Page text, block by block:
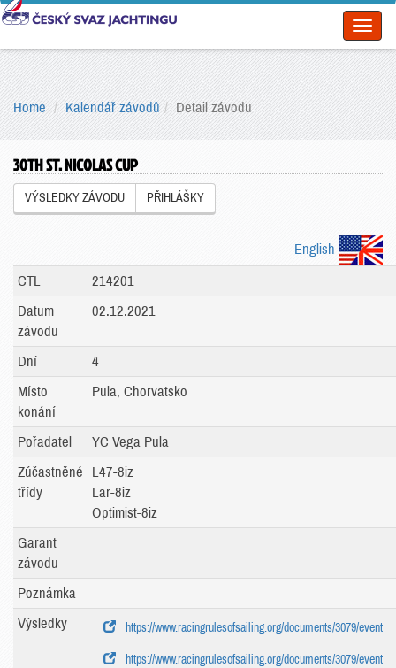
Home Kalendář závodů Detail závodu
30TH ST. NICOLAS CUP
VÝSLEDKY ZÁVODU PŘIHLÁŠKY
English
CTL
214201
Datum
závodu
02.12.2021
Dní
4
Místo
konání
Pula, Chorvatsko
Pořadatel
YC Vega Pula
Zúčastněné
třídy
L47-8iz
Lar-8iz
Optimist-8iz
Garant
závodu
Poznámka
Výsledky
https://www.racingrulesofsailing.org/documents/3079/event
https://www.racingrulesofsailing.org/documents/3079/event